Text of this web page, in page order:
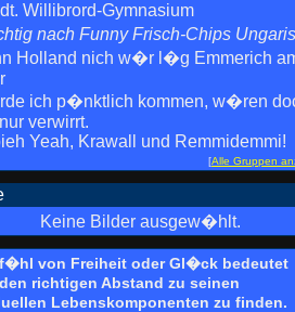
Willibrord-Gymnasium
nach Funny Frisch-Chips
Holland nich w�r l�g Emmerich
ich p�nktlich kommen, w�ren
verwirrt.
Yeah, Krawall und Remmidemmi!
[Alle Gruppen
Keine Bilder ausgew�hlt.
von Freiheit oder Gl�ck bedeutet
richtigen Abstand zu seinen
Lebenskomponenten zu finden.